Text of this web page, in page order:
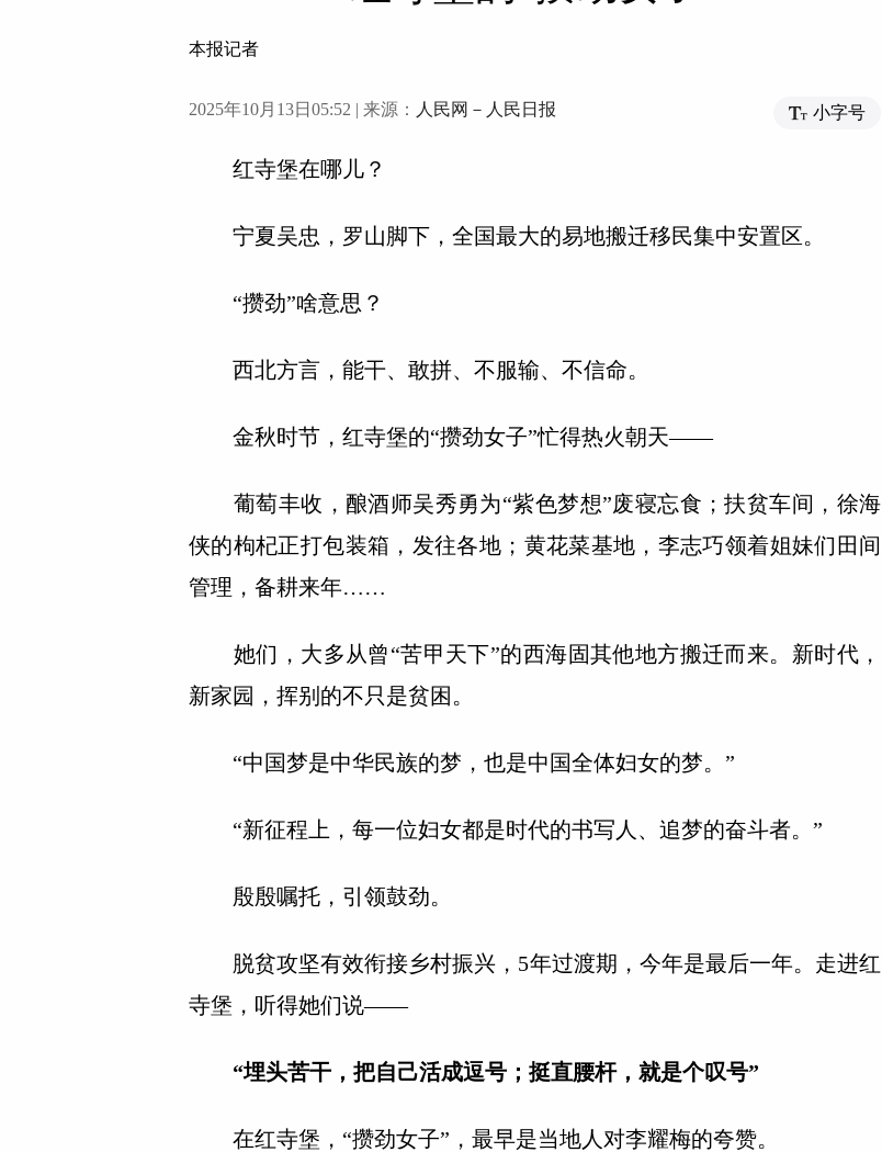
本报记者
2025年10月13日05:52 | 来源： 人民网－人民日报 小字号
红寺堡在哪儿？
宁夏吴忠，罗山脚下，全国最大的易地搬迁移民集中安置区。
“攒劲”啥意思？
西北方言，能干、敢拼、不服输、不信命。
金秋时节，红寺堡的“攒劲女子”忙得热火朝天——
葡萄丰收，酿酒师吴秀勇为“紫色梦想”废寝忘食；扶贫车间，徐海
侠的枸杞正打包装箱，发往各地；黄花菜基地，李志巧领着姐妹们田间
管理，备耕来年……
她们，大多从曾“苦甲天下”的西海固其他地方搬迁而来。新时代，
新家园，挥别的不只是贫困。
“中国梦是中华民族的梦，也是中国全体妇女的梦。”
“新征程上，每一位妇女都是时代的书写人、追梦的奋斗者。”
殷殷嘱托，引领鼓劲。
脱贫攻坚有效衔接乡村振兴，5年过渡期，今年是最后一年。走进红
寺堡，听得她们说——
“埋头苦干，把自己活成逗号；挺直腰杆，就是个叹号”
在红寺堡，“攒劲女子”，最早是当地人对李耀梅的夸赞。